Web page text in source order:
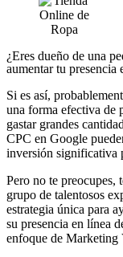
¿Eres dueño de una
aumentar tu presencia
Si es así,
una forma efectiva de
gastar grandes
CPC en Google
inversión significativa
Pero no te preocupes,
grupo de talentosos
estrategia única para
su presencia en línea
enfoque de Marketing